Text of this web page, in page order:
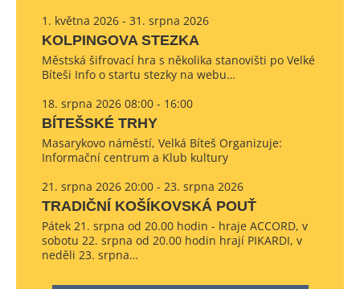
1. května 2026 - 31. srpna 2026
KOLPINGOVA STEZKA
Městská šifrovací hra s několika stanovišti po Velké
Bíteši Info o startu stezky na webu…
18. srpna 2026 08:00 - 16:00
BÍTEŠSKÉ TRHY
Masarykovo náměstí, Velká Bíteš Organizuje:
Informační centrum a Klub kultury
21. srpna 2026 20:00 - 23. srpna 2026
TRADIČNÍ KOŠÍKOVSKÁ POUŤ
Pátek 21. srpna od 20.00 hodin - hraje ACCORD, v
sobotu 22. srpna od 20.00 hodin hrají PIKARDI, v
neděli 23. srpna…